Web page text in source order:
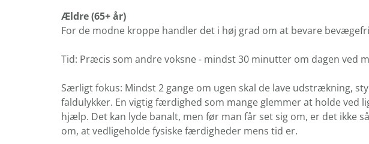
Ældre (65+ år)
For de modne kroppe handler det i høj grad om at bevare
Tid: Præcis som andre voksne - mindst 30 minutter om dagen ved
Særligt fokus: Mindst 2 gange om ugen skal de lave udstrækning,
faldulykker. En vigtig færdighed som mange glemmer at holde ved
hjælp. Det kan lyde banalt, men før man får set sig om, er det ikke
om, at vedligeholde fysiske færdigheder mens tid er.